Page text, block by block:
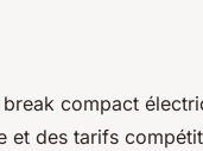
break compact
et des tarifs